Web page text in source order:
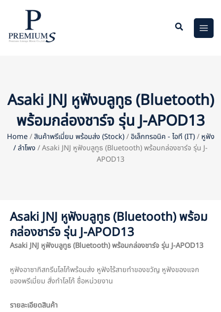
Asaki JNJ หูฟังบลูทูธ (Bluetooth)
พร้อมกล่องชาร์จ รุ่น J-APOD13
Home/สินค้าพรีเมี่ยม พร้อมส่ง (Stock)/อิเล็กทรอนิค - ไอที (IT)/ หูฟัง
/ ลำโพง / Asaki JNJ หูฟังบลูทูธ (Bluetooth) พร้อมกล่องชาร์จ รุ่น J-
APOD13
Asaki JNJ หูฟังบลูทูธ (Bluetooth) พร้อม
กล่องชาร์จ รุ่น J-APOD13
Asaki JNJ หูฟังบลูทูธ (Bluetooth) พร้อมกล่องชาร์จ รุ่น J-APOD13
หูฟังอาซากิสกรีนโลโก้พร้อมส่ง หูฟังไร้สายทำของขวัญ หูฟังของแจก
ของพรีเมี่ยม สั่งทำโลโก้ ชื่อหน่วยงาน
รายละเอียดสินค้า